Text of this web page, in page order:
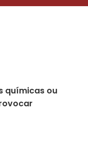
químicas ou